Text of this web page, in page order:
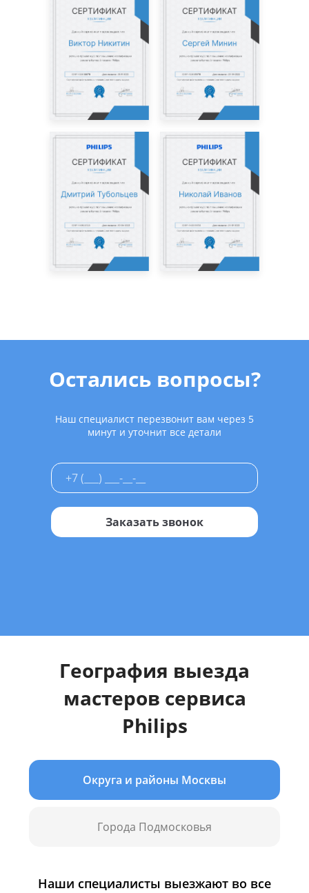
Остались вопросы?
Наш специалист перезвонит вам через 5
минут и уточнит все детали
Заказать звонок
География выезда
мастеров сервиса
Philips
Округа и районы Москвы
Города Подмосковья
Наши специалисты выезжают во все